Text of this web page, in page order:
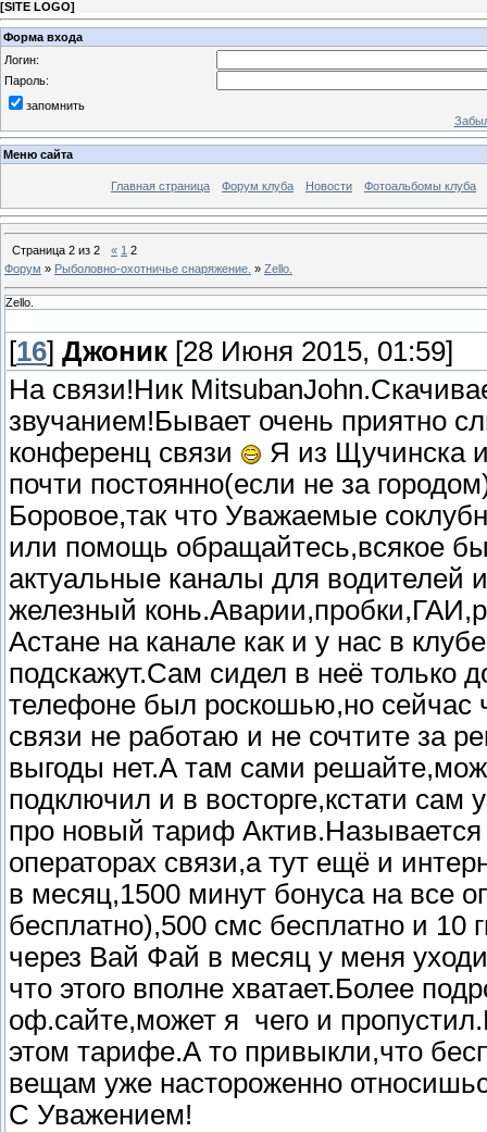
[SITE LOGO]
Форма входа
Логин:
Пароль:
запомнить
Меню сайта
Главная страница Форум клуба Новости Фотоальбомы клуба
Страница 2 из 2 « 1 2
Форум » Рыболовно-охотничье снаряжение. » Zello.
Zello.
[16] Джоник [28 Июня 2015, 01:59]
На связи!Ник
звучанием!Бывает очень приятно
конференц связи
Я из Щучинска
почти постоянно(если не за
Боровое,так что Уважаемые
или помощь обращайтесь,всякое
актуальные каналы для водителей
железный
Астане на канале как и у нас в
подскажут.Сам сидел в неё только
телефоне был роскошью,но сейчас
связи не работаю и не сочтите за
выгоды нет.А там сами
подключил и в восторге,кстати сам
про новый тариф
операторах связи,а тут ещё и
в месяц,1500 минут бонуса на все
бесплатно),500 смс бесплатно и 10
через Вай Фай в месяц у меня
что этого вполне хватает.Более
оф.сайте,может я чего и
этом тарифе.А то привыкли,что
вещам уже настороженно
С Уважением!